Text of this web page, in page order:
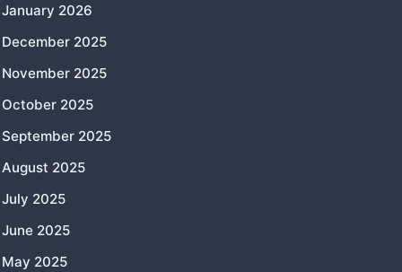
January 2026
December 2025
November 2025
October 2025
September 2025
August 2025
July 2025
June 2025
May 2025